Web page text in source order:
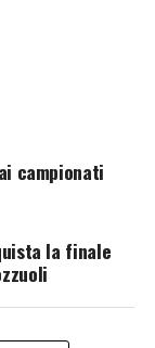
campionati
la finale